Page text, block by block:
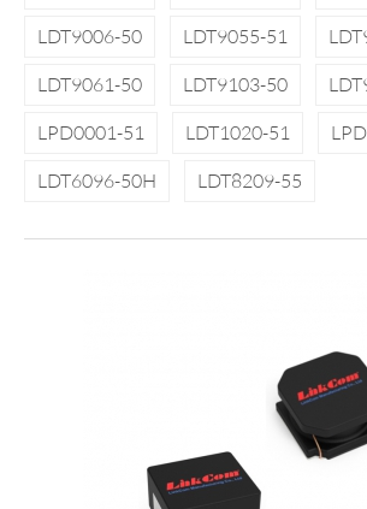
LDT9006-50
LDT9055-51
LDT9061-50
LDT9103-50
LPD0001-51
LDT1020-51
LDT6096-50H
LDT8209-55